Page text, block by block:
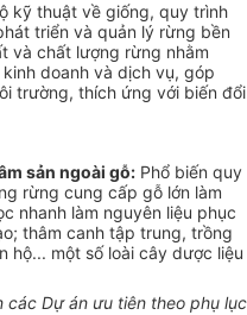
kỹ thuật về giống, quy trình
triển và quản lý rừng bền
t và chất lượng rừng nhằm
doanh và dịch vụ, góp
trường, thích ứng với biến đổi
sản ngoài gỗ: Phổ biến quy
rừng cung cấp gỗ lớn làm
nhanh làm nguyên liệu phục
thâm canh tập trung, trồng
hộ... một số loài cây dược liệu
các Dự án ưu tiên theo phụ lục